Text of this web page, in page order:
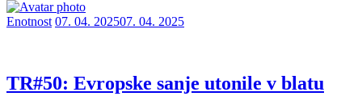
Enotnost 07. 04. 202507. 04. 2025
TR#50: Evropske sanje utonile v blatu